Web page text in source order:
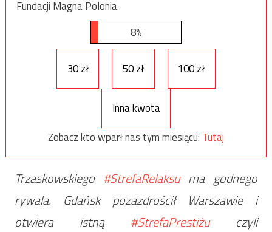
Fundacji Magna Polonia.
8%
30 zł 50 zł 100 zł
Inna kwota
Zobacz kto wparł nas tym miesiącu: Tutaj
Trzaskowskiego #StrefaRelaksuma godnego
rywala. Gdańsk pozazdrościł Warszawie i
otwiera istną #StrefaPrestiżuczyli